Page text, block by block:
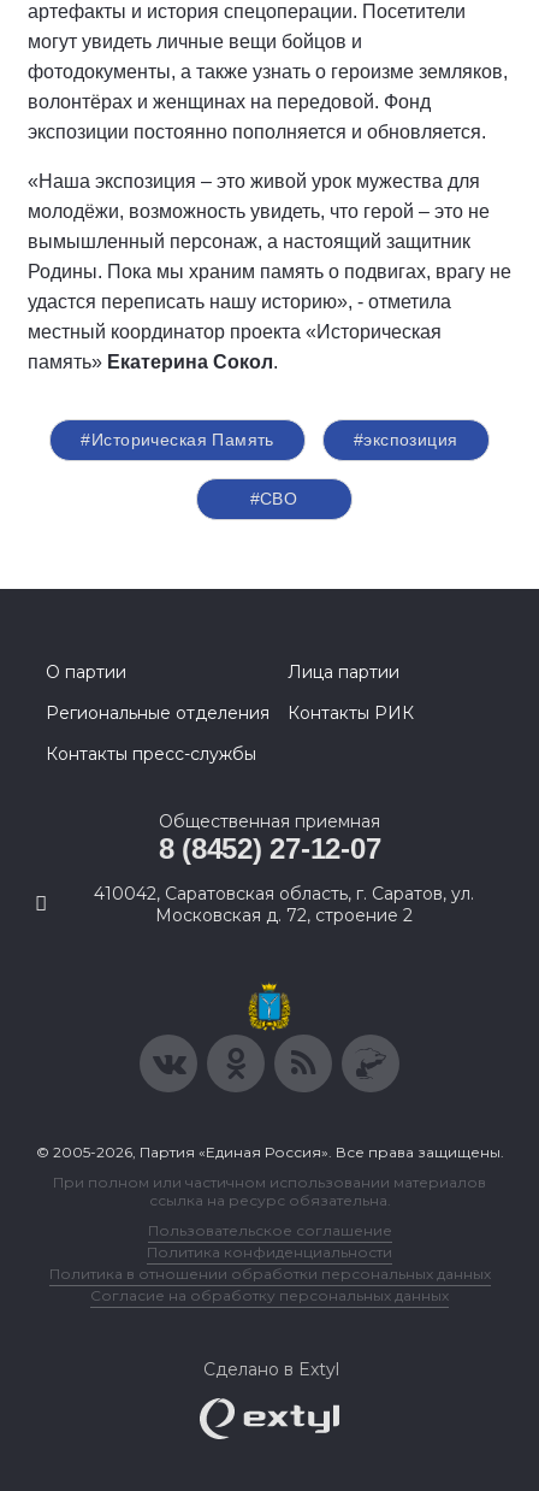
артефакты и история спецоперации. Посетители
могут увидеть личные вещи бойцов и
фотодокументы, а также узнать о героизме земляков,
волонтёрах и женщинах на передовой. Фонд
экспозиции постоянно пополняется и обновляется.
«Наша экспозиция – это живой урок мужества для
молодёжи, возможность увидеть, что герой – это не
вымышленный персонаж, а настоящий защитник
Родины. Пока мы храним память о подвигах, врагу не
удастся переписать нашу историю», - отметила
местный координатор проекта «Историческая
память» Екатерина Сокол.
#Историческая Память #экспозиция
#СВО
О партии
Лица партии
Региональные отделения
Контакты РИК
Контакты пресс-службы
Общественная приемная
8 (8452) 27-12-07
410042, Саратовская область, г. Саратов, ул.
Московская д. 72, строение 2
© 2005-2026, Партия «Единая Россия». Все права защищены.
При полном или частичном использовании материалов
ссылка на ресурс обязательна.
Пользовательское соглашение
Политика конфиденциальности
Политика в отношении обработки персональных данных
Согласие на обработку персональных данных
Сделано в Extyl